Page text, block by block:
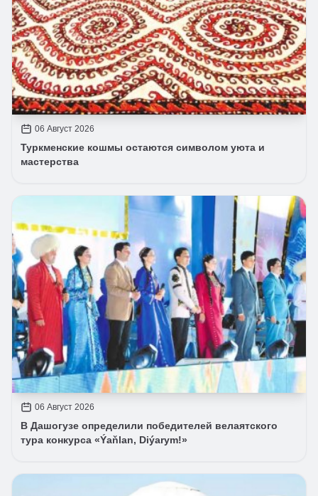
06 Август 2026
Туркменские кошмы остаются символом уюта и
мастерства
06 Август 2026
В Дашогузе определили победителей велаятского
тура конкурса «Ýaňlan, Diýarym!»